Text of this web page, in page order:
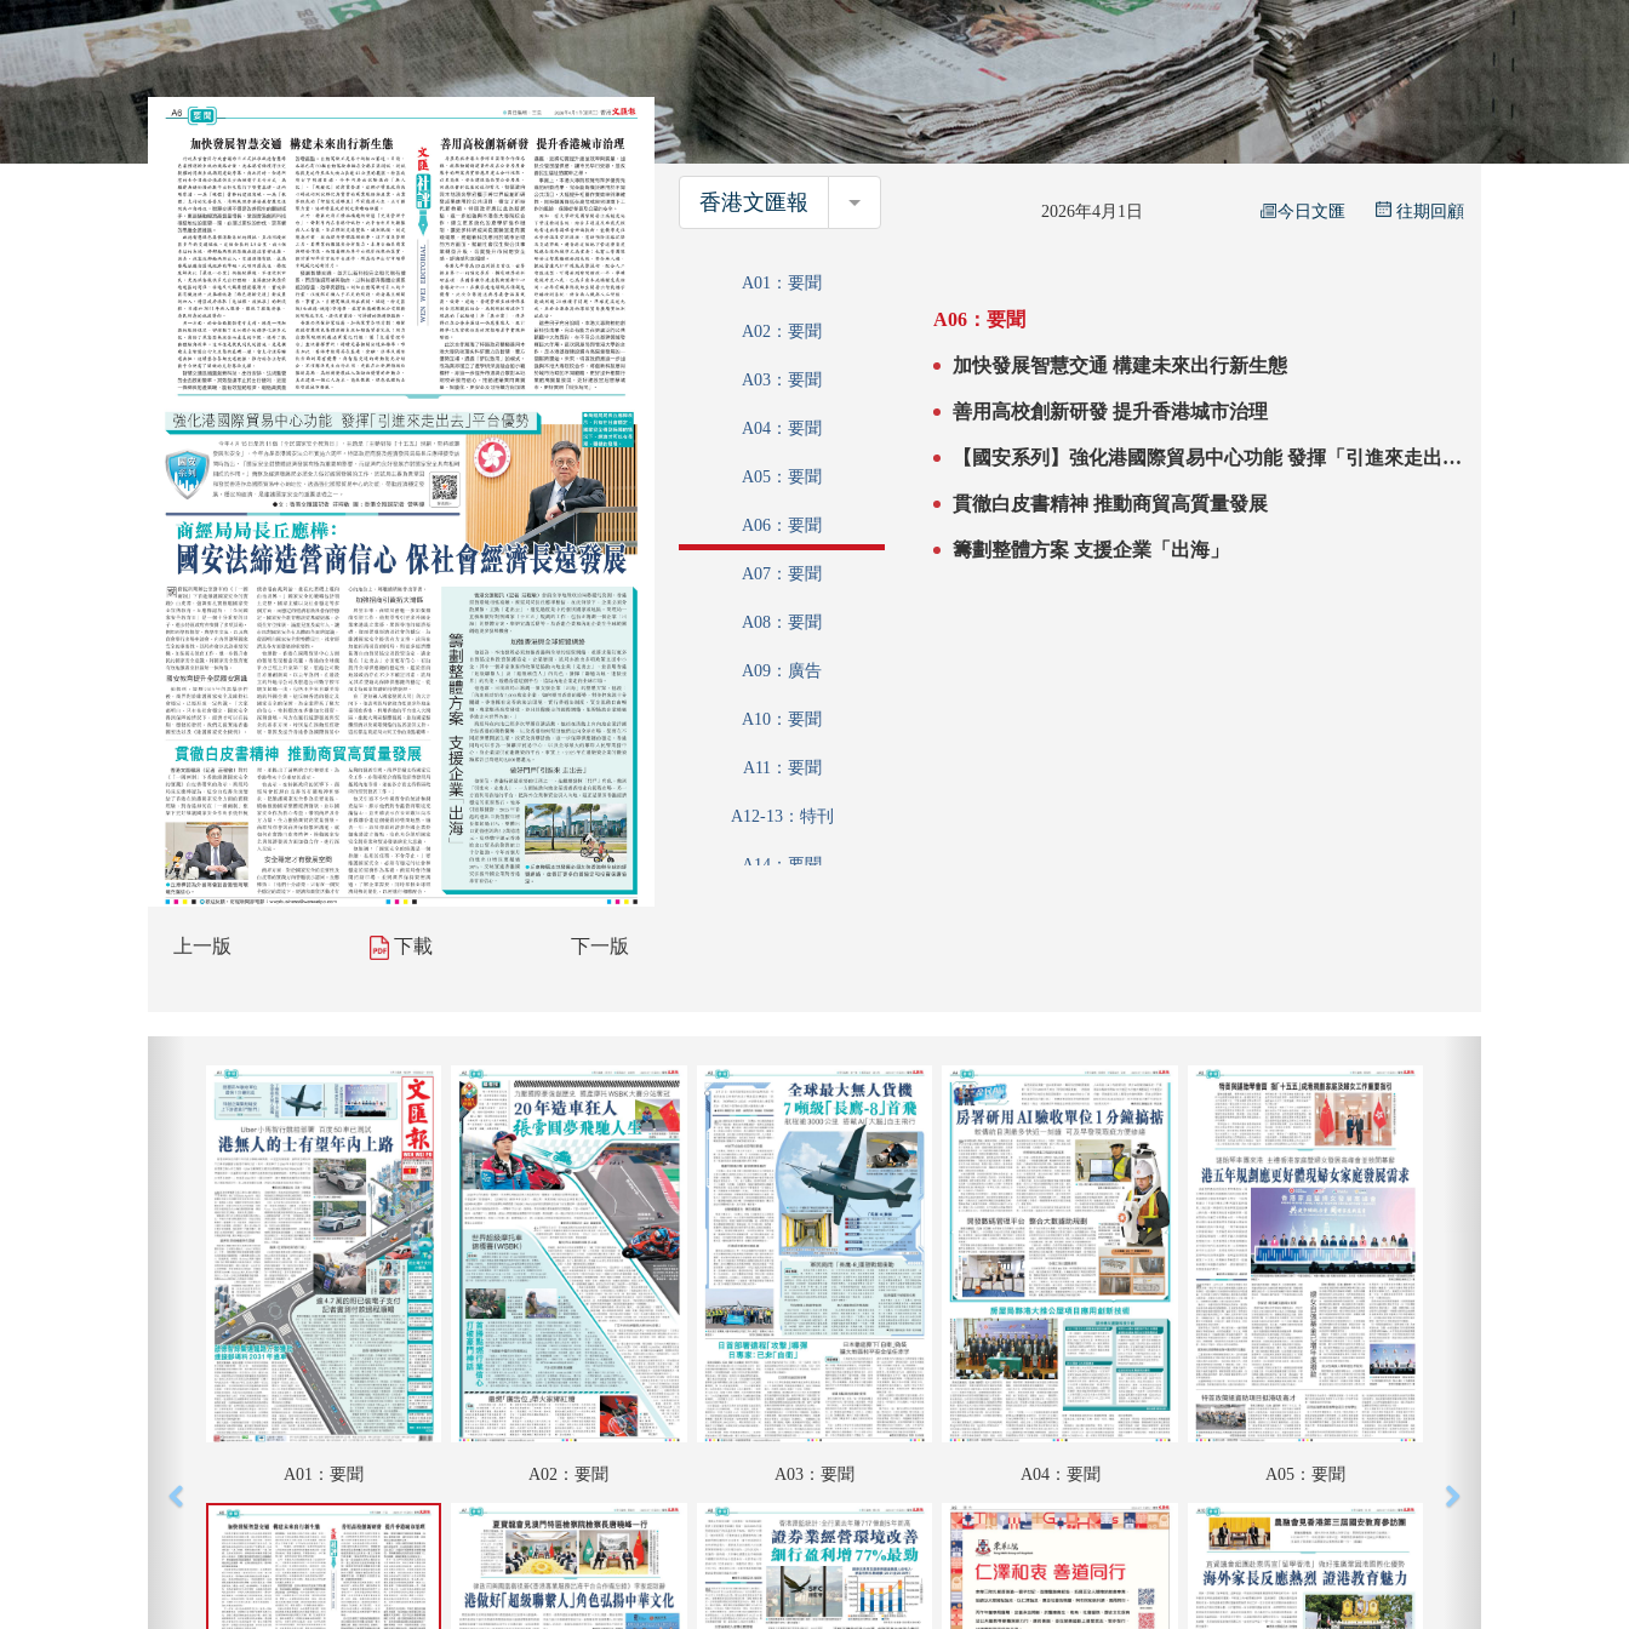
上一版 下載 下一版
香港文匯報 香港文匯報 2026年4月1日 今日文匯 往期回顧
A01：要聞
A02：要聞
A03：要聞
A04：要聞
A05：要聞
A06：要聞
A07：要聞
A08：要聞
A09：廣告
A10：要聞
A11：要聞
A12-13：特刊
A14：要聞
A19：港聞
A20：香江載道
A21：特刊
A22：集思匯
A23：國際
A24：國際
B01：特刊
B02：財經
B04：副刊專題
B05：采風
A06：要聞
加快發展智慧交通 構建未來出行新生態
善用高校創新研發 提升香港城市治理
【國安系列】強化港國際貿易中心功能 發揮「引進來走出
社會經濟長遠發展貫徹白皮書精神 推動商貿高質量發展
籌劃整體方案 支援企業「出海」
A01：要聞 A02：要聞 A03：要聞 A04：要聞 A05：要聞